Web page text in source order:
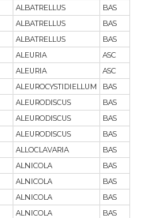
ALBATRELLUS
BAS
ALBATRELLUS
BAS
ALBATRELLUS
BAS
ALEURIA
ASC
ALEURIA
ASC
ALEUROCYSTIDIELLUM
BAS
ALEURODISCUS
BAS
ALEURODISCUS
BAS
ALEURODISCUS
BAS
ALLOCLAVARIA
BAS
ALNICOLA
BAS
ALNICOLA
BAS
ALNICOLA
BAS
ALNICOLA
BAS